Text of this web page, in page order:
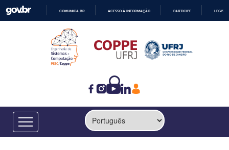
CONTEÚDO
COMUNICA BR ACESSO À INFORMAÇÃO PARTICIPE